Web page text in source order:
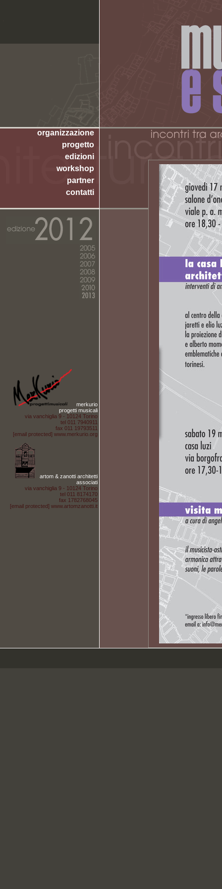
organizzazione
progetto
edizioni
workshop
partner
contatti
merkurio
progetti musicali
via vanchiglia 9 - 10124 Torino
tel 011 7940911
fax 011 19793511
[email protected] www.merkurio.org
artom & zanotti architetti
associati
via vanchiglia 9 - 10124 Torino
tel 011 8174170
fax 1782768045
[email protected] www.artomzanotti.it